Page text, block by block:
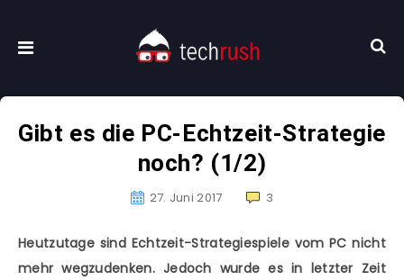
Gibt es die PC-Echtzeit-Strategie
noch? (1/2)
27. Juni 2017 3
Heutzutage sind Echtzeit-Strategiespiele vom PC nicht
mehr wegzudenken. Jedoch wurde es in letzter Zeit